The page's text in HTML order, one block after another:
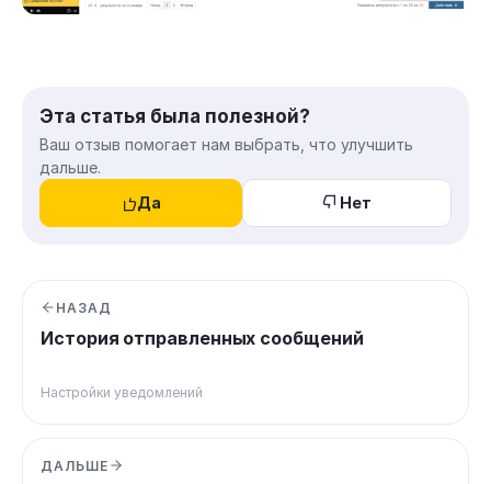
Эта статья была полезной?
Ваш отзыв помогает нам выбрать, что улучшить
дальше.
Да
Нет
НАЗАД
История отправленных сообщений
Настройки уведомлений
ДАЛЬШЕ